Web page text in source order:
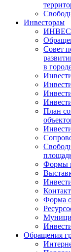
Инвесторам
Совет
в
План
Формы
Форма
Обращения